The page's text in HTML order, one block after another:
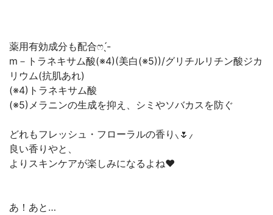
m－トラネキサム酸(※4)(美白(※5))/グリチルリチン酸ジカ
リウム(抗肌あれ)
(※4)トラネキサム酸
(※5)メラニンの生成を抑え、シミやソバカスを防ぐ
どれもフレッシュ・フローラルの香り⸜🌷︎⸝‍
良い香りやと、
よりスキンケアが楽しみになるよね❤
あ！あと…